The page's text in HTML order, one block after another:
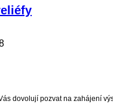
dovolují pozvat na zahájení